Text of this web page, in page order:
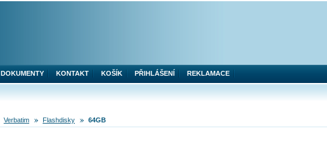
Verbatim Flashdisky 64GB
DOKUMENTY KONTAKT KOŠÍK PŘIHLÁŠENÍ REKLAMACE